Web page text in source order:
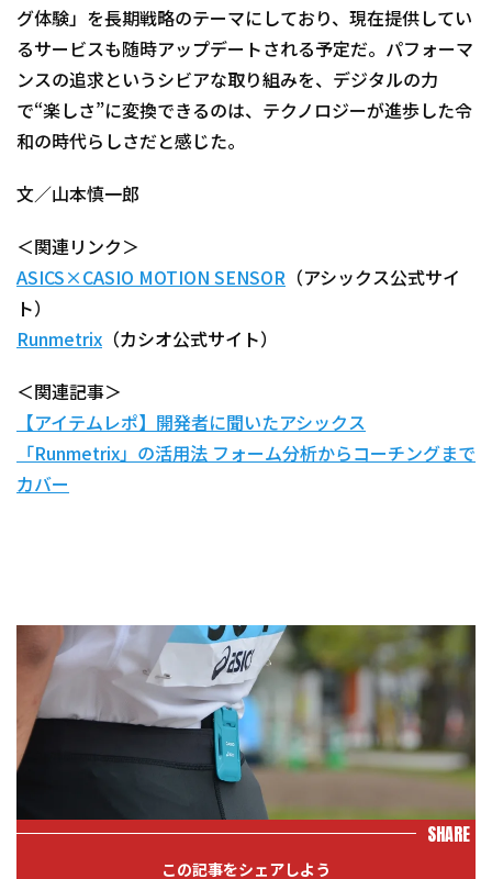
グ体験」を長期戦略のテーマにしており、現在提供してい
るサービスも随時アップデートされる予定だ。パフォーマ
ンスの追求というシビアな取り組みを、デジタルの力
で“楽しさ”に変換できるのは、テクノロジーが進歩した令
和の時代らしさだと感じた。
文／山本慎一郎
＜関連リンク＞
ASICS×CASIO MOTION SENSOR （アシックス公式サイ
ト）
Runmetrix （カシオ公式サイト）
＜関連記事＞
【アイテムレポ】開発者に聞いたアシックス
「Runmetrix」の活用法 フォーム分析からコーチングまで
カバー
SHARE
この記事をシェアしよう